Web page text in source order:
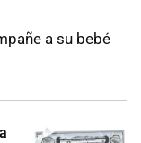
a su bebé